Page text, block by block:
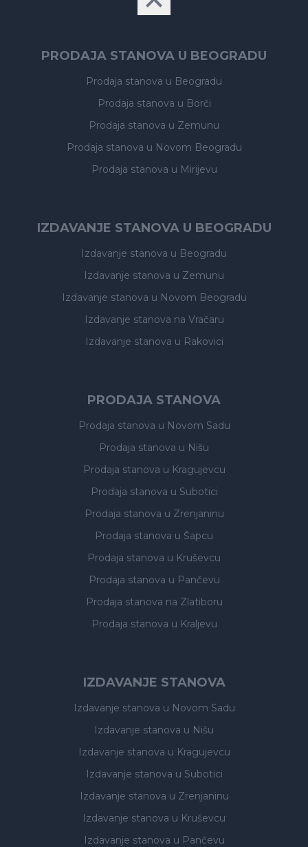
PRODAJA STANOVA U BEOGRADU
Prodaja stanova u Beogradu
Prodaja stanova u Borči
Prodaja stanova u Zemunu
Prodaja stanova u Novom Beogradu
Prodaja stanova u Mirijevu
IZDAVANJE STANOVA U BEOGRADU
Izdavanje stanova u Beogradu
Izdavanje stanova u Zemunu
Izdavanje stanova u Novom Beogradu
Izdavanje stanova na Vračaru
Izdavanje stanova u Rakovici
PRODAJA STANOVA
Prodaja stanova u Novom Sadu
Prodaja stanova u Nišu
Prodaja stanova u Kragujevcu
Prodaja stanova u Subotici
Prodaja stanova u Zrenjaninu
Prodaja stanova u Šapcu
Prodaja stanova u Kruševcu
Prodaja stanova u Pančevu
Prodaja stanova na Zlatiboru
Prodaja stanova u Kraljevu
IZDAVANJE STANOVA
Izdavanje stanova u Novom Sadu
Izdavanje stanova u Nišu
Izdavanje stanova u Kragujevcu
Izdavanje stanova u Subotici
Izdavanje stanova u Zrenjaninu
Izdavanje stanova u Kruševcu
Izdavanje stanova u Pančevu